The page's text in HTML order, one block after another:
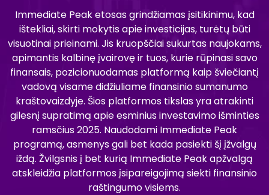
Immediate Peak etosas grindžiamas įsitikinimu, kad
ištekliai, skirti mokytis apie investicijas, turėtų būti
visuotinai prieinami. Jis kruopščiai sukurtas naujokams,
apimantis kalbinę įvairovę ir tuos, kurie rūpinasi savo
finansais, pozicionuodamas platformą kaip šviečiantį
vadovą visame didžiuliame finansinio sumanumo
kraštovaizdyje. Šios platformos tikslas yra atrakinti
gilesnį supratimą apie esminius investavimo išminties
ramsčius 2025. Naudodami Immediate Peak
programą, asmenys gali bet kada pasiekti šį įžvalgų
iždą. Žvilgsnis į bet kurią Immediate Peak apžvalgą
atskleidžia platformos įsipareigojimą siekti finansinio
raštingumo visiems.